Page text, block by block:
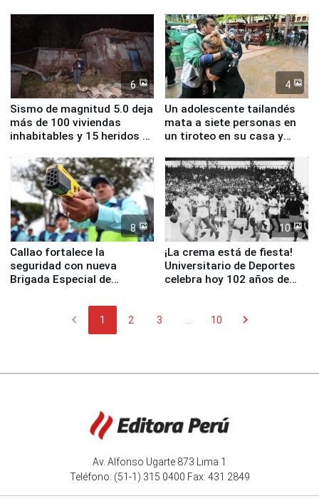
6
Sismo de magnitud 5.0 deja
más de 100 viviendas
inhabitables y 15 heridos en
4
Un adolescente tailandés
mata a siete personas en
un tiroteo en su casa y
8
Callao fortalece la
seguridad con nueva
Brigada Especial de
equipamiento para
10
¡La crema está de fiesta!
Universitario de Deportes
celebra hoy 102 años de
chevron_left 1 2 3 10 chevron_right
Av. Alfonso Ugarte 873 Lima 1
Teléfono: (51-1) 315 0400 Fax: 431 2849